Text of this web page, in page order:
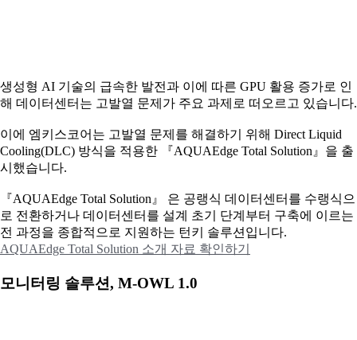
생성형 AI 기술의 급속한 발전과 이에 따른 GPU 활용 증가로 인
해 데이터센터는 고발열 문제가 주요 과제로 떠오르고 있습니다.
이에 엠키스코어는 고발열 문제를 해결하기 위해 Direct Liquid
Cooling(DLC) 방식을 적용한 『AQUAEdge Total Solution』을 출
시했습니다.
『AQUAEdge Total Solution』 은 공랭식 데이터센터를 수랭식으
로 전환하거나 데이터센터를 설계 초기 단계부터 구축에 이르는
전 과정을 종합적으로 지원하는 턴키 솔루션입니다.
AQUAEdge Total Solution 소개 자료 확인하기
모니터링 솔루션, M-OWL 1.0